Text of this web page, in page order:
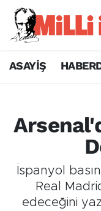
ASAYİŞ
İspanyol
Real
edeceğini